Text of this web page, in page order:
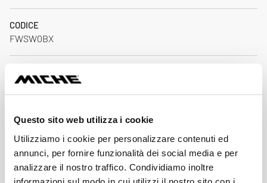
Questo sito web utilizza i cookie
Utilizziamo i cookie per personalizzare contenuti ed
annunci, per fornire funzionalità dei social media e per
analizzare il nostro traffico. Condividiamo inoltre
CODICE
FWSW0BX
92
MATERIALE
CUSCINETTI
EZO Sealed bearings